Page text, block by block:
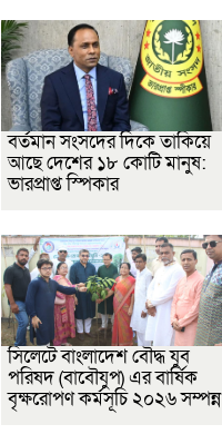
বর্তমান সংসদের দিকে তাকিয়ে
আছে দেশের ১৮ কোটি মানুষ:
ভারপ্রাপ্ত স্পিকার
সিলেটে বাংলাদেশ বৌদ্ধ যুব
পরিষদ (বাবৌযুপ) এর বার্ষিক
বৃক্ষরোপণ কর্মসূচি ২০২৬ সম্পন্ন